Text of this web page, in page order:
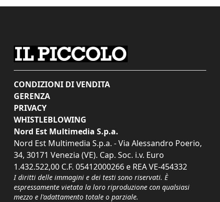
CONDIZIONI DI VENDITA
GERENZA
PRIVACY
WHISTLEBLOWING
Nord Est Multimedia S.p.a.
Nord Est Multimedia S.p.a. - Via Alessandro Poerio,
34, 30171 Venezia (VE). Cap. Soc. i.v. Euro
1.432.522,00 C.F. 05412000266 e REA VE-454332
I diritti delle immagini e dei testi sono riservati. È
espressamente vietata la loro riproduzione con qualsiasi
mezzo e l'adattamento totale o parziale.